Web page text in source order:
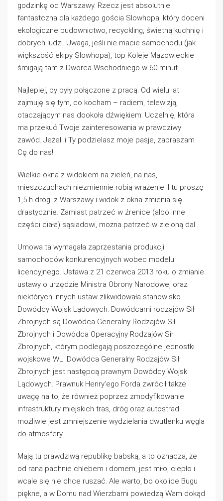
godzinkę od Warszawy. Rzecz jest absolutnie
fantastczna dla każdego gościa Slowhopa, który doceni
ekologiczne budownictwo, recyckling, świetną kuchnię i
dobrych ludzi. Uwaga, jeśli nie macie samochodu (jak
większość ekipy Slowhopa), top Koleje Mazowieckie
śmigają tam z Dworca Wschodniego w 60 minut.
Najlepiej, by były połączone z pracą. Od wielu lat
zajmuję się tym, co kocham – radiem, telewizją,
otaczającym nas dookoła dźwiękiem. Uczelnię, która
ma przekuć Twoje zainteresowania w prawdziwy
zawód. Jeżeli i Ty podzielasz moje pasje, zapraszam
Cę do nas!
Wielkie okna z widokiem na zieleń, na nas,
mieszczuchach niezmiennie robią wrażenie. I tu proszę
1,5 h drogi z Warszawy i widok z okna zmienia się
drastycznie. Zamiast patrzeć w źrenice (albo inne
części ciała) sąsiadowi, można patrzeć w zieloną dal.
Umowa ta wymagała zaprzestania produkcji
samochodów konkurencyjnych wobec modelu
licencyjnego. Ustawa z 21 czerwca 2013 roku o zmianie
ustawy o urzędzie Ministra Obrony Narodowej oraz
niektórych innych ustaw zlikwidowała stanowisko
Dowódcy Wojsk Lądowych. Dowódcami rodzajów Sił
Zbrojnych są Dowódca Generalny Rodzajów Sił
Zbrojnych i Dowódca Operacyjny Rodzajów Sił
Zbrojnych, którym podlegają poszczególne jednostki
wojskowe WL. Dowódca Generalny Rodzajów Sił
Zbrojnych jest następcą prawnym Dowódcy Wojsk
Lądowych. Prawnuk Henry’ego Forda zwrócił także
uwagę na to, że również poprzez zmodyfikowanie
infrastruktury miejskich tras, dróg oraz autostrad
możliwie jest zmniejszenie wydzielania dwutlenku węgla
do atmosfery.
Mają tu prawdziwą republikę babską, a to oznacza, że
od rana pachnie chlebem i domem, jest miło, ciepło i
wcale się nie chce ruszać. Ale warto, bo okolice Bugu
piękne, a w Domu nad Wierzbami powiedzą Wam dokąd